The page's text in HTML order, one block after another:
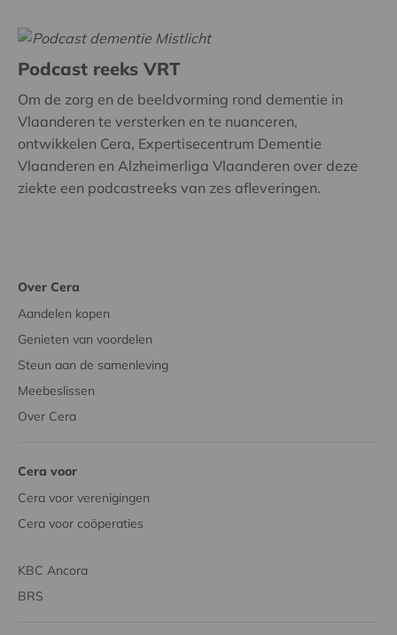
Podcast reeks VRT
Om de zorg en de beeldvorming rond dementie in
Vlaanderen te versterken en te nuanceren,
ontwikkelen Cera, Expertisecentrum Dementie
Vlaanderen en Alzheimerliga Vlaanderen over deze
ziekte een podcastreeks van zes afleveringen.
Over Cera
Aandelen kopen
Genieten van voordelen
Steun aan de samenleving
Meebeslissen
Over Cera
Cera voor
Cera voor verenigingen
Cera voor coöperaties
KBC Ancora
BRS